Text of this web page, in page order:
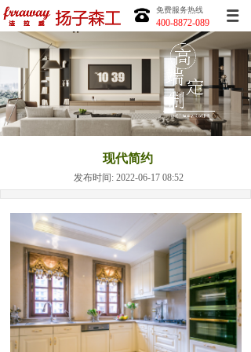
免费服务热线
400-8872-089
现代简约
发布时间: 2022-06-17 08:52